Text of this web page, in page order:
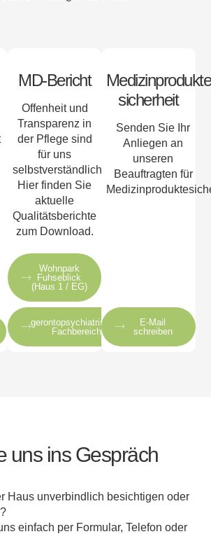
MD-Bericht
Offenheit und
Transparenz in
der Pflege sind
für uns
selbstverständlich.
Hier finden Sie
aktuelle
Qualitätsberichte
zum Download.
Wohnpark
Fuhseblick
(Haus 1 / EG)
gerontopsychiatrischer
Fachbereich
sicherheit
Senden Sie Ihr
Anliegen an
unseren
Beauftragten für
E-Mail
schreiben
uns ins Gespräch
Haus unverbindlich besichtigen oder
einfach per Formular, Telefon oder